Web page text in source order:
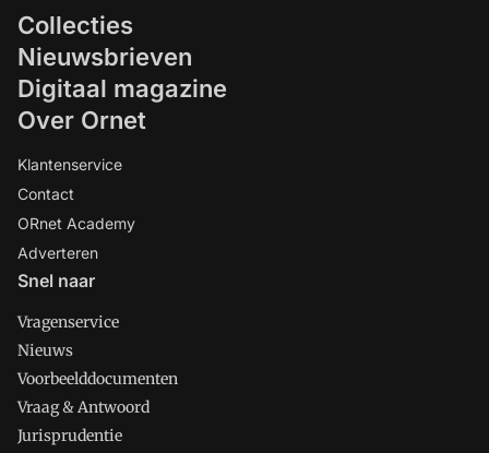
Collecties
Nieuwsbrieven
Digitaal magazine
Over Ornet
Klantenservice
Contact
ORnet Academy
Adverteren
Snel naar
Vragenservice
Nieuws
Voorbeelddocumenten
Vraag & Antwoord
Jurisprudentie